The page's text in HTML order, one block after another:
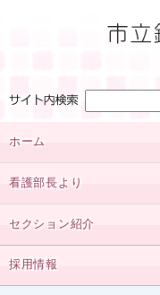
ホーム
看護部長より
セクション紹介
採用情報